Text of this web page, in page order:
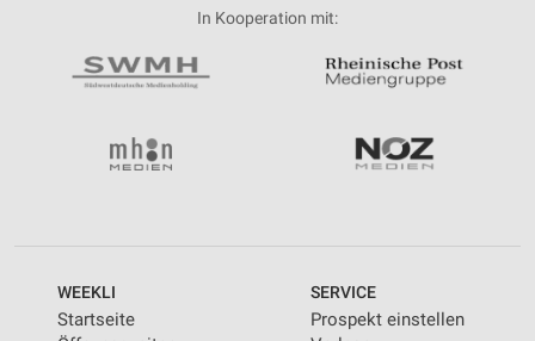
In Kooperation mit:
WEEKLI
Startseite
SERVICE
Prospekt einstellen